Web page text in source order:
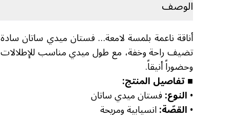
الوصف
وحضوراً أنيقاً.
■ تفاصيل المنتج:
•النوع:فستان ميدي ساتان
•القصّة:انسيابية ومريحة